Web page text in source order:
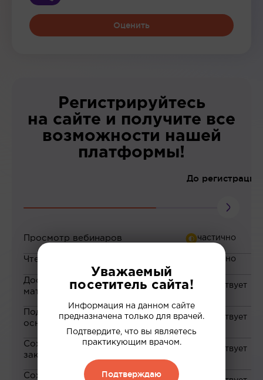
Оценить
Регистрируйтесь
на сайте и получите все
возможности нашей
платформы!
До регистрации
Просмотр вебинаров
Чтение статей
Доступ к закрытым
материалам
Подборка материалов на
основе ваших интересов
Сохранение материалов в
закладки
Сохранение прогресса по
Уважаемый
посетитель сайта!
Информация на данном сайте
предназначена только для врачей.
Подтвердите, что вы являетесь
практикующим врачом.
Подтверждаю